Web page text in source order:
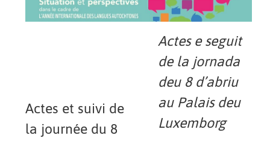
Actes et suivi de
la journée du 8
Actes e seguit
de la jornada
deu 8 d’abriu
au Palais deu
Luxemborg